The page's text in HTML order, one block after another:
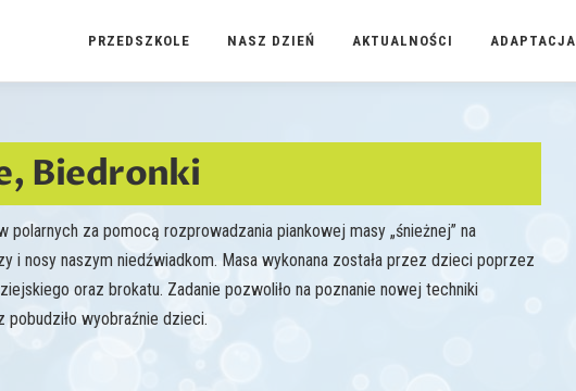
PRZEDSZKOLE NASZ DZIEŃ AKTUALNOŚCI ADAPTACJA
Biedronki
za pomocą rozprowadzania piankowej masy „śnieżnej” na
i nosy naszym niedźwiadkom. Masa wykonana została przez dzieci poprzez
oraz brokatu. Zadanie pozwoliło na poznanie nowej techniki
pobudziło wyobraźnie dzieci.